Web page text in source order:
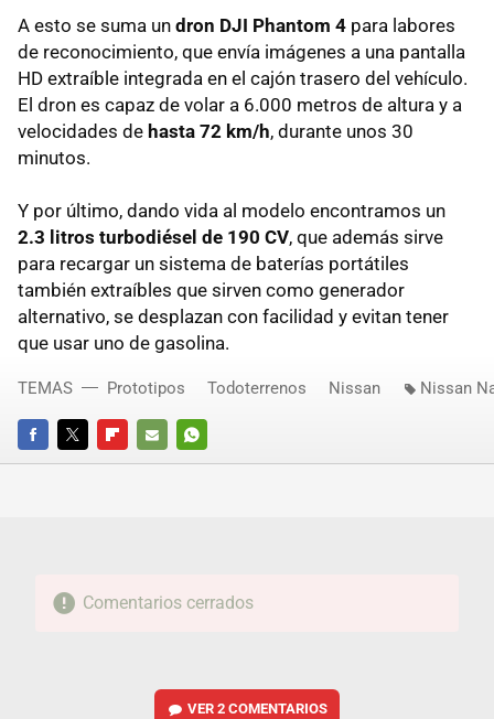
A esto se suma un dron DJI Phantom 4 para labores
de reconocimiento, que envía imágenes a una pantalla
HD extraíble integrada en el cajón trasero del vehículo.
El dron es capaz de volar a 6.000 metros de altura y a
velocidades de hasta 72 km/h, durante unos 30
minutos.
Y por último, dando vida al modelo encontramos un
2.3 litros turbodiésel de 190 CV, que además sirve
para recargar un sistema de baterías portátiles
también extraíbles que sirven como generador
alternativo, se desplazan con facilidad y evitan tener
que usar uno de gasolina.
FACEBOOKTWITTERFLIPBOARD
E-
WHATSAPP
TEMAS Prototipos Todoterrenos Nissan Nissan
Comentarios cerrados
VER2 COMENTARIOS